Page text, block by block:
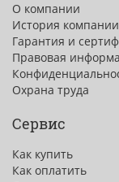
О компании
История компании
Гарантия и
Правовая
Охрана труда
Сервис
Как купить
Как оплатить